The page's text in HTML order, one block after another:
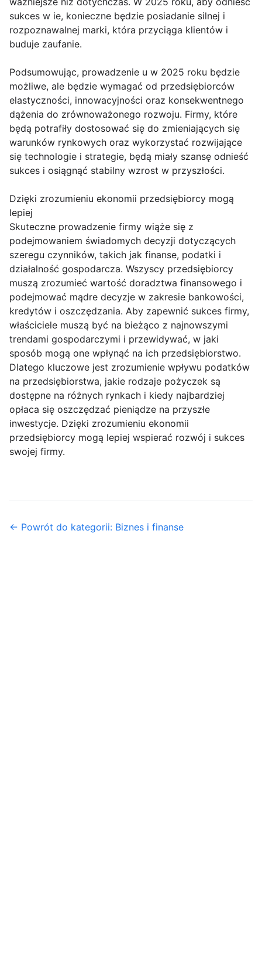
sukces w ie, konieczne będzie posiadanie silnej i
rozpoznawalnej marki, która przyciąga klientów i
buduje zaufanie.
Podsumowując, prowadzenie u w 2025 roku będzie
możliwe, ale będzie wymagać od przedsiębiorców
elastyczności, innowacyjności oraz konsekwentnego
dążenia do zrównoważonego rozwoju. Firmy, które
będą potrafiły dostosować się do zmieniających się
warunków rynkowych oraz wykorzystać rozwijające
się technologie i strategie, będą miały szansę odnieść
sukces i osiągnąć stabilny wzrost w przyszłości.
Dzięki zrozumieniu ekonomii przedsiębiorcy mogą
lepiej
Skuteczne prowadzenie firmy wiąże się z
podejmowaniem świadomych decyzji dotyczących
szeregu czynników, takich jak finanse, podatki i
działalność gospodarcza. Wszyscy przedsiębiorcy
muszą zrozumieć wartość doradztwa finansowego i
podejmować mądre decyzje w zakresie bankowości,
kredytów i oszczędzania. Aby zapewnić sukces firmy,
właściciele muszą być na bieżąco z najnowszymi
trendami gospodarczymi i przewidywać, w jaki
sposób mogą one wpłynąć na ich przedsiębiorstwo.
Dlatego kluczowe jest zrozumienie wpływu podatków
na przedsiębiorstwa, jakie rodzaje pożyczek są
dostępne na różnych rynkach i kiedy najbardziej
opłaca się oszczędzać pieniądze na przyszłe
inwestycje. Dzięki zrozumieniu ekonomii
przedsiębiorcy mogą lepiej wspierać rozwój i sukces
swojej firmy.
← Powrót do kategorii: Biznes i finanse